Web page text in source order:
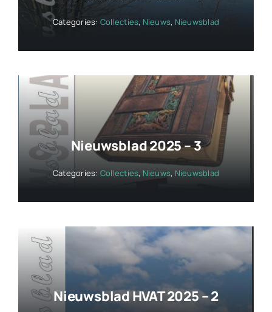
Categories: Collecties, Nieuws, Nieuwsblad
Nieuwsblad 2025 – 3
Categories: Collecties, Nieuws, Nieuwsblad
Nieuwsblad HVAT 2025 – 2